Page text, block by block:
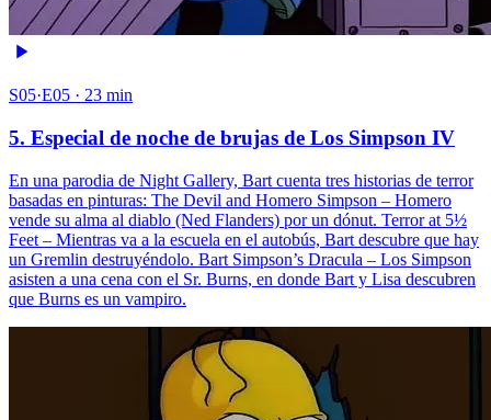
S05·E05 · 23 min
5. Especial de noche de brujas de Los Simpson IV
En una parodia de Night Gallery, Bart cuenta tres historias de terror
basadas en pinturas: The Devil and Homero Simpson – Homero
vende su alma al diablo (Ned Flanders) por un dónut. Terror at 5½
Feet – Mientras va a la escuela en el autobús, Bart descubre que hay
un Gremlin destruyéndolo. Bart Simpson’s Dracula – Los Simpson
asisten a una cena con el Sr. Burns, en donde Bart y Lisa descubren
que Burns es un vampiro.